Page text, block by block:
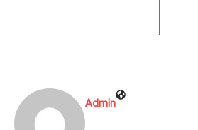
Admin